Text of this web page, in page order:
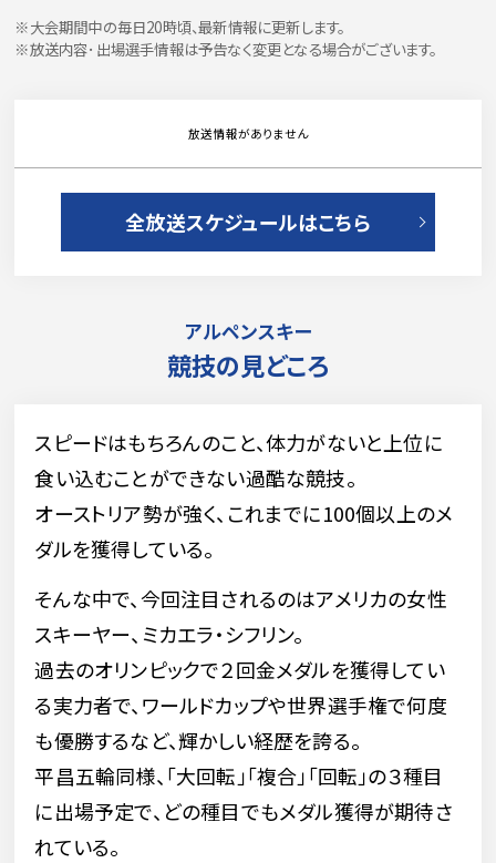
※大会期間中の毎日20時頃、最新情報に更新します。
※放送内容･出場選手情報は予告なく変更となる場合がございます。
放送情報がありません
全放送スケジュールはこちら
アルペンスキー
競技の見どころ
スピードはもちろんのこと、体力がないと上位に
食い込むことができない過酷な競技。
オーストリア勢が強く、これまでに100個以上のメ
ダルを獲得している。
そんな中で、今回注目されるのはアメリカの女性
スキーヤー、ミカエラ・シフリン。
過去のオリンピックで２回金メダルを獲得してい
る実力者で、ワールドカップや世界選手権で何度
も優勝するなど、輝かしい経歴を誇る。
平昌五輪同様、「大回転」「複合」「回転」の３種目
に出場予定で、どの種目でもメダル獲得が期待さ
れている。